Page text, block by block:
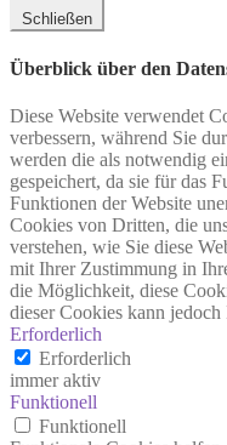
Schließen
Überblick über den
Diese Website verwendet
verbessern, während Sie
werden die als notwendig
gespeichert, da sie für das
Funktionen der Website
Cookies von Dritten, die
verstehen, wie Sie diese
mit Ihrer Zustimmung in
die Möglichkeit, diese
dieser Cookies kann
Erforderlich
Erforderlich
immer aktiv
Funktionell
Funktionell